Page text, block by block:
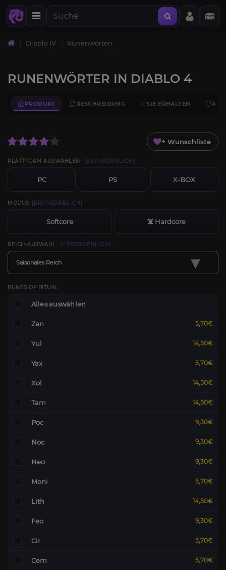
Diablo IV Runenworten
RUNENWÖRTER IN DIABLO 4
PRODUKT BESCHREIBUNG SIE ERHALTEN
+ Wunschliste
PLATTFORM AUSWÄHLEN: [ERFORDERLICH]
PC PS X-BOX
MODUS [ERFORDERLICH]
Softcore ☠️ Hardcore
REICH-AUSWAHL: [ERFORDERLICH]
Saisonales Reich ▾
RUNES OF RITUAL
Alles auswählen
Zan 5,70€
Yul 14,50€
Yax 5,70€
Xol 14,50€
Tam 14,50€
Poc 9,30€
Noc 9,30€
Neo 9,30€
Moni 5,70€
Lith 14,50€
Feo 9,30€
Cir 5,70€
Cem 5,70€